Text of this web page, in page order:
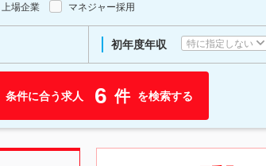
上場企業 マネジャー採用
初年度年収 特に指定しない
条件に合う求人 6 件 を検索する